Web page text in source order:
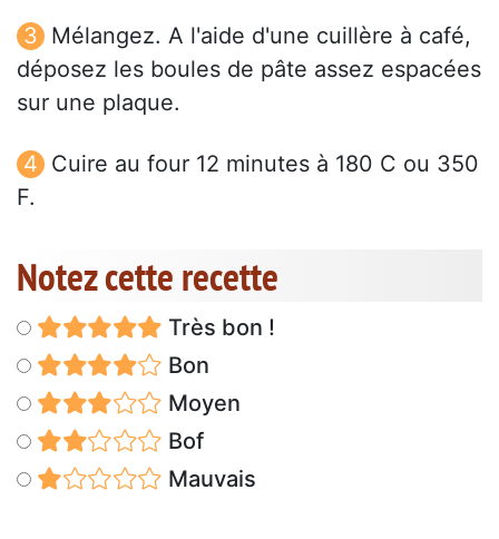
Mélangez. A l'aide d'une cuillère à café,
déposez les boules de pâte assez espacées
sur une plaque.
Cuire au four 12 minutes à 180 C ou 350
F.
Notez cette recette
Très bon !
Bon
Moyen
Bof
Mauvais